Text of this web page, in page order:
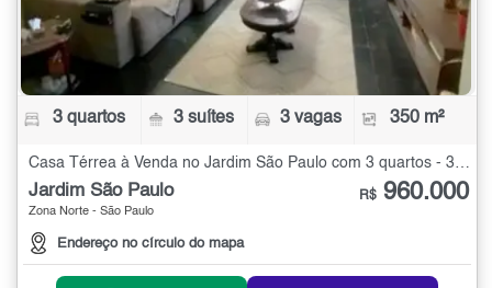
3 quartos 3 suítes 3 vagas 350 m²
Jardim São Paulo
Zona Norte - São Paulo
Endereço no círculo do mapa
R$ 960.000